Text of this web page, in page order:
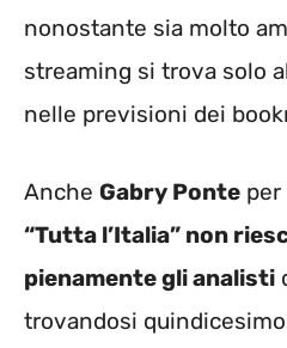
nonostante sia molto
streaming si trova solo
nelle previsioni dei
Anche Gabry Ponte per
“Tutta l’Italia” non
pienamente gli analisti
trovandosi